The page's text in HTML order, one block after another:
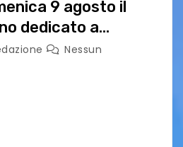
9 agosto il
dedicato a
Nessun